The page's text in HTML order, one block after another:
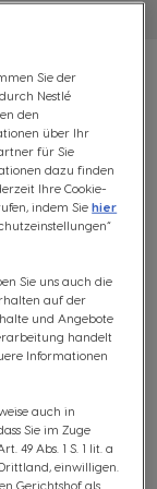
AU
INTENSITÄT
mit nur einer
für den
Pause
Sie der
Nestlé
den
über Ihr
für Sie
dazu finden
Ihre Cookie-
indem Siehier
Sie uns auch die
auf der
und Angebote
handelt
Informationen
auch in
Sie im Zuge
49 Abs. 1 S. 1 lit. a
einwilligen.
Gerichtshof als